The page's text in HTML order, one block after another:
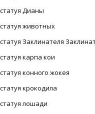
Дианы
животных
Заклинателя
карпа кои
конного жокея
крокодила
лошади